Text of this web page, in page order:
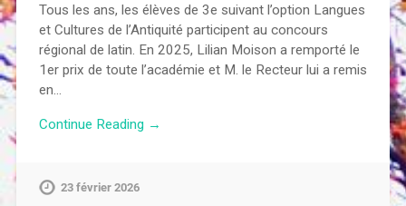
Tous les ans, les élèves de 3e suivant l’option Langues
et Cultures de l’Antiquité participent au concours
régional de latin. En 2025, Lilian Moison a remporté le
1er prix de toute l’académie et M. le Recteur lui a remis
en…
Continue Reading →
23 février 2026